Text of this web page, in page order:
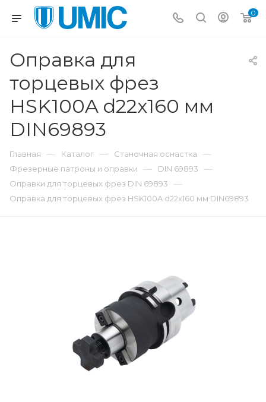
0
Оправка для
торцевых фрез
HSK100A d22x160 мм
DIN69893
Главная — Каталог — Станочная оснастка —
Фрезерные патроны и оправки — DIN 69893 —
Оправки для торцевых фрез DIN 69893 —
Оправка для торцевых фрез HSK100A d22x160 мм DIN69893